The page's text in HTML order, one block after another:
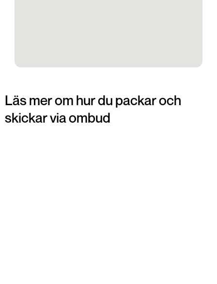
Läs mer om hur du packar och
skickar via ombud